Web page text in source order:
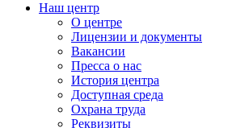
Наш центр
О центре
Лицензии и документы
Вакансии
Пресса о нас
История центра
Доступная среда
Охрана труда
Реквизиты